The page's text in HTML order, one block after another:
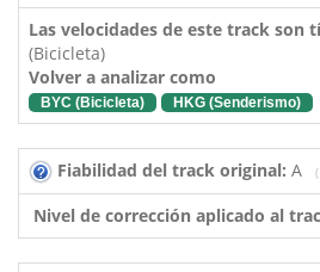
Las velocidades de este track son
(Bicicleta)
Volver a analizar como
BYC (Bicicleta) HKG (Senderismo)
Fiabilidad del track original: A
Nivel de corrección aplicado al